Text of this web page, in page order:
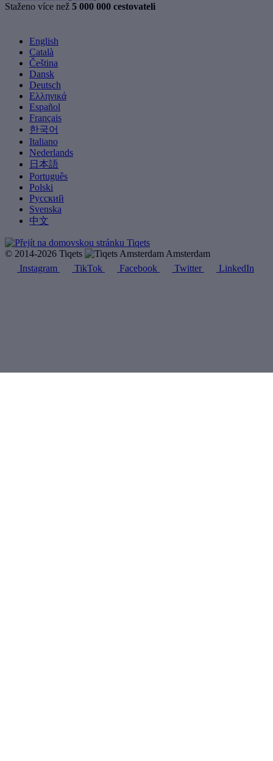
Staženo více než 5 000 000 cestovateli
English
Català
Čeština
Dansk
Deutsch
Ελληνικά
Español
Français
한국어
Italiano
Nederlands
日本語
Português
Polski
Русский
Svenska
中文
© 2014-2026 Tiqets
Amsterdam
Instagram
TikTok Facebook Twitter LinkedIn